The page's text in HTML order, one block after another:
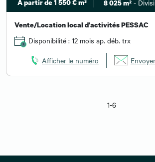
A partir de 1 550 € m² 8 025 m² -
Vente/Location local d'activités PESSAC
Disponibilité : 12 mois ap. déb. trx
Afficher le numéro
1-6